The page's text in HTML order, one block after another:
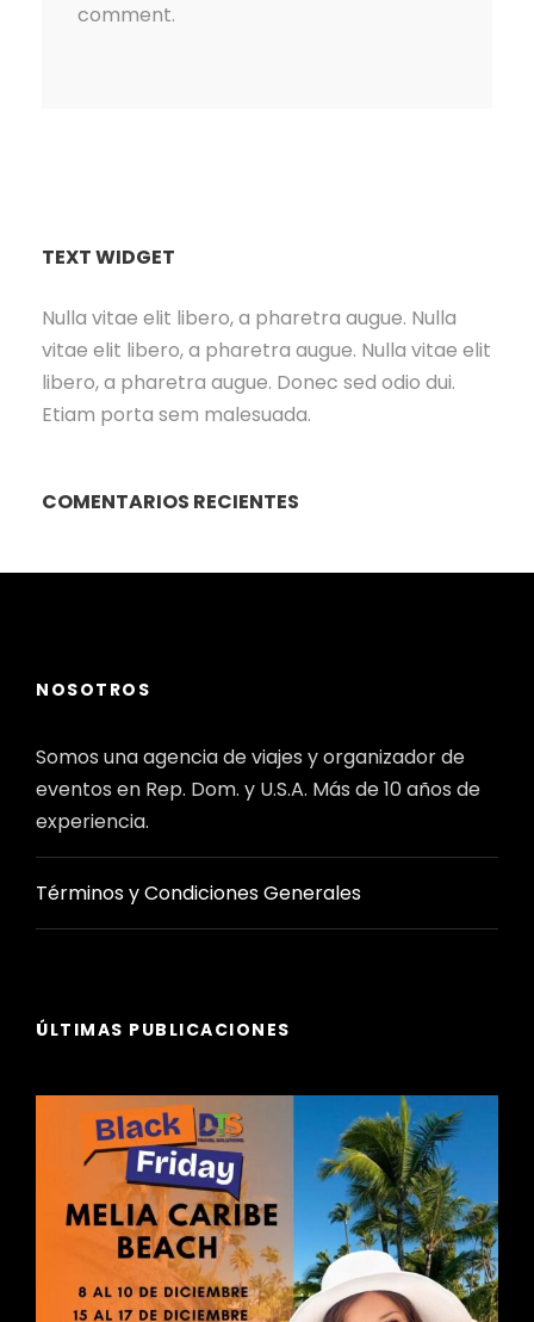
comment.
TEXT WIDGET
Nulla vitae elit libero, a pharetra augue. Nulla
vitae elit libero, a pharetra augue. Nulla vitae elit
libero, a pharetra augue. Donec sed odio dui.
Etiam porta sem malesuada.
COMENTARIOS RECIENTES
NOSOTROS
Somos una agencia de viajes y organizador de
eventos en Rep. Dom. y U.S.A. Más de 10 años de
experiencia.
Términos y Condiciones Generales
ÚLTIMAS PUBLICACIONES